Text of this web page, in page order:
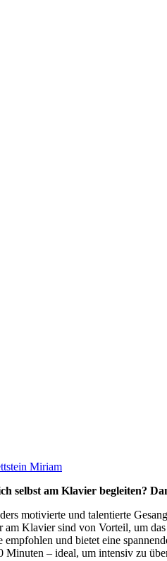
Miriam
selbst am Klavier begleiten?
motivierte und talentierte
am Klavier sind von Vorteil, um
und bietet eine
Minuten – ideal, um intensiv zu